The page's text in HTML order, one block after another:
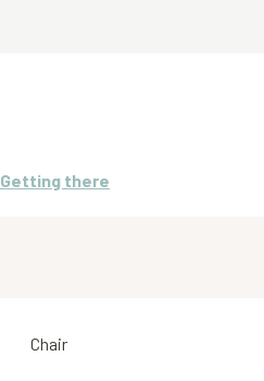
Getting there
Chair